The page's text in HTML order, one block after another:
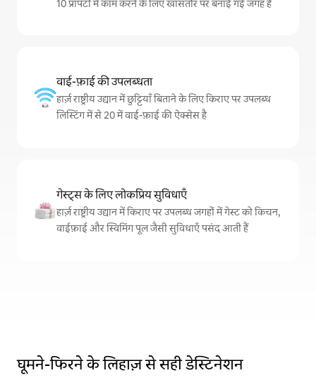
10 प्रॉपर्टी में काम करने के लिए खासतौर पर बनाई गई जगह है
वाई-फ़ाई की उपलब्धता
हार्ज़ राष्ट्रीय उद्यान में छुट्टियाँ बिताने के लिए किराए पर उपलब्ध
लिस्टिंग में से 20 में वाई-फ़ाई की ऐक्सेस है
गेस्ट्स के लिए लोकप्रिय सुविधाएँ
हार्ज़ राष्ट्रीय उद्यान में किराए पर उपलब्ध जगहों में गेस्ट को किचन,
वाईफ़ाई और स्विमिंग पूल जैसी सुविधाएँ पसंद आती हैं
घूमने-फिरने के लिहाज़ से सही डेस्टिनेशन